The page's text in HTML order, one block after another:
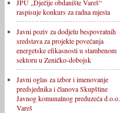
JPU „Dječije obdanište Vareš“
raspisuje konkurs za radna mjesta
Javni poziv za dodjelu bespovratnih
sredstava za projekte povećanja
energetske efikasnosti u stambenom
sektoru u Zeničko-dobojsk
Javni oglas za izbor i imenovanje
predsjednika i članova Skupštine
Javnog komunalnog preduzeća d.o.o.
Vareš